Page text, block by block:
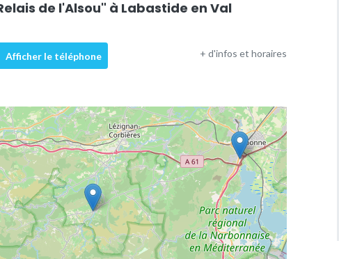
de l'Alsou" à Labastide en Val
Afficher le téléphone + d'infos et horaires